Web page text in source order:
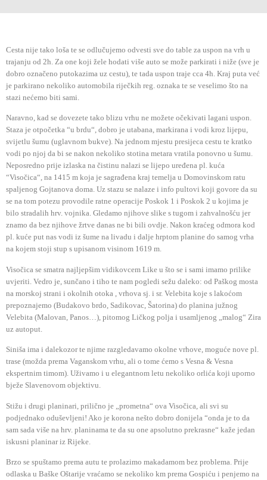
Cesta nije tako loša te se odlučujemo odvesti sve do table za uspon na vrh u
trajanju od 2h. Za one koji žele hodati više auto se može parkirati i niže (sve je
dobro označeno putokazima uz cestu), te tada uspon traje cca 4h. Kraj puta već
je parkirano nekoliko automobila riječkih reg. oznaka te se veselimo što na
stazi nećemo biti sami.
Naravno, kad se dovezete tako blizu vrhu ne možete očekivati lagani uspon.
Staza je otpočetka “u brdu“, dobro je utabana, markirana i vodi kroz lijepu,
svijetlu šumu (uglavnom bukve). Na jednom mjestu presijeca cestu te kratko
vodi po njoj da bi se nakon nekoliko stotina metara vratila ponovno u šumu.
Neposredno prije izlaska na čistinu nalazi se lijepo uređena pl. kuća
“Visočica“, na 1415 m koja je sagrađena kraj temelja u Domovinskom ratu
spaljenog Gojtanova doma. Uz stazu se nalaze i info pultovi koji govore da su
se na tom potezu provodile ratne operacije Poskok 1 i Poskok 2 u kojima je
bilo stradalih hrv. vojnika. Gledamo njihove slike s tugom i zahvalnošću jer
znamo da bez njihove žrtve danas ne bi bili ovdje. Nakon kraćeg odmora kod
pl. kuće put nas vodi iz šume na livadu i dalje hrptom planine do samog vrha
na kojem stoji stup s upisanom visinom 1619 m.
Visočica se smatra najljepšim vidikovcem Like u što se i sami imamo prilike
uvjeriti. Vedro je, sunčano i tiho te nam pogledi sežu daleko: od Paškog mosta
na morskoj strani i okolnih otoka , vrhova sj. i sr. Velebita koje s lakoćom
prepoznajemo (Budakovo brdo, Sadikovac, Šatorina) do planina južnog
Velebita (Malovan, Panos…), pitomog Ličkog polja i usamljenog „malog“ Zira
uz autoput.
Siniša ima i dalekozor te njime razgledavamo okolne vrhove, moguće nove pl.
trase (možda prema Vaganskom vrhu, ali o tome ćemo s Vesna & Vesna
ekspertnim timom). Uživamo i u elegantnom letu nekoliko orlića koji uporno
bježe Slavenovom objektivu.
Stižu i drugi planinari, prilično je „prometna“ ova Visočica, ali svi su
podjednako oduševljeni! Ako je korona nešto dobro donijela “onda je to da
sam sada više na hrv. planinama te da su one apsolutno prekrasne“ kaže jedan
iskusni planinar iz Rijeke.
Brzo se spuštamo prema autu te prolazimo makadamom bez problema. Prije
odlaska u Baške Oštarije vraćamo se nekoliko km prema Gospiću i penjemo na